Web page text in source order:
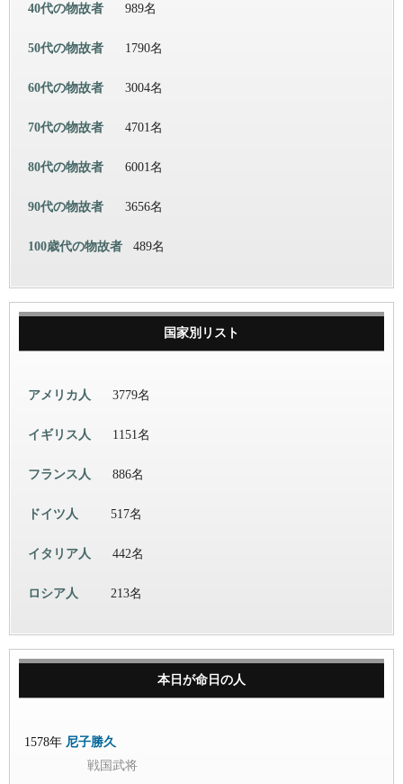
40代の物故者 989名
50代の物故者 1790名
60代の物故者 3004名
70代の物故者 4701名
80代の物故者 6001名
90代の物故者 3656名
100歳代の物故者 489名
国家別リスト
アメリカ人 3779名
イギリス人 1151名
フランス人 886名
ドイツ人 517名
イタリア人 442名
ロシア人 213名
本日が命日の人
1578年 尼子勝久
戦国武将